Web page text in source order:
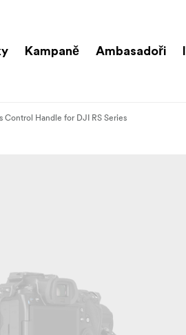
Kampaně Ambasadoři
Control Handle for DJI RS Series